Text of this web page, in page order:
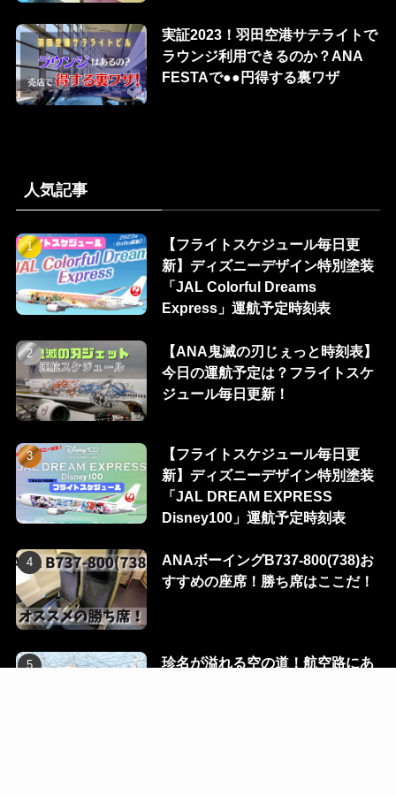
実証2023！羽田空港サテライトで
ラウンジ利用できるのか？ANA
FESTAで●●円得する裏ワザ
人気記事
【フライトスケジュール毎日更
新】ディズニーデザイン特別塗装
「JAL Colorful Dreams
Express」運航予定時刻表
【ANA鬼滅の刃じぇっと時刻表】
今日の運航予定は？フライトスケ
ジュール毎日更新！
【フライトスケジュール毎日更
新】ディズニーデザイン特別塗装
「JAL DREAM EXPRESS
Disney100」運航予定時刻表
ANAボーイングB737-800(738)お
すすめの座席！勝ち席はここだ！
珍名が溢れる空の道！航空路にあ